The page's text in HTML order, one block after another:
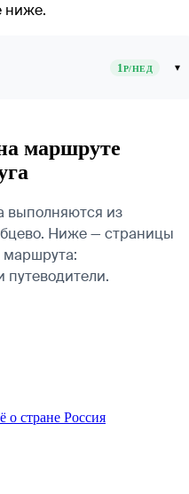
ниже.
1Р/НЕД ▾
маршруте
выполняются из
Ниже — страницы
маршрута:
о стране Россия